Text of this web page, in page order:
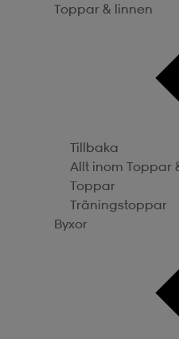
Toppar & linnen
Tillbaka
Allt inom Toppar
Toppar
Träningstoppar
Byxor